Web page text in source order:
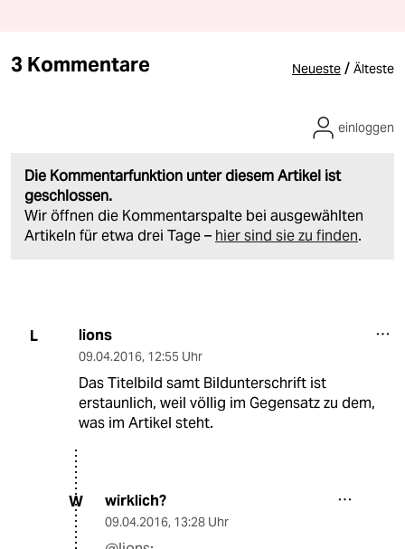
3 Kommentare Neueste / Älteste
Die Kommentarfunktion unter diesem Artikel ist
geschlossen.
Wir öffnen die Kommentarspalte bei ausgewählten
Artikeln für etwa drei Tage – hier sind sie zu finden.
einloggen
L lions
09.04.2016, 12:55 Uhr
Das Titelbild samt Bildunterschrift ist
erstaunlich, weil völlig im Gegensatz zu dem,
was im Artikel steht.
W wirklich?
09.04.2016, 13:28 Uhr